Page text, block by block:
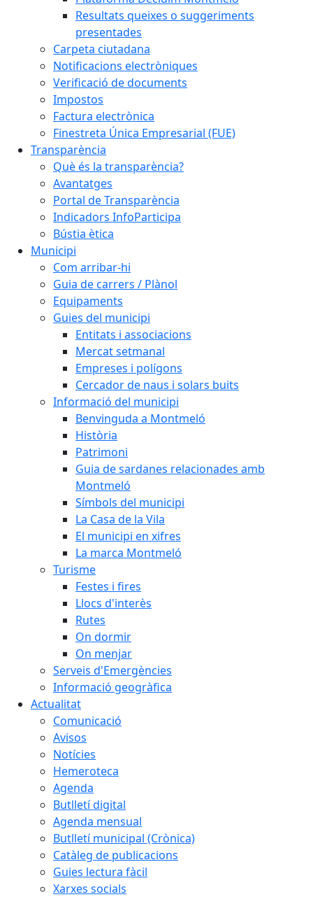
Resultats queixes o suggeriments
presentades
Carpeta ciutadana
Notificacions electròniques
Verificació de documents
Impostos
Factura electrònica
Finestreta Única Empresarial (FUE)
Transparència
Què és la transparència?
Avantatges
Portal de Transparència
Indicadors InfoParticipa
Bústia ètica
Municipi
Com arribar-hi
Guia de carrers / Plànol
Equipaments
Guies del municipi
Entitats i associacions
Mercat setmanal
Empreses i polígons
Cercador de naus i solars buits
Informació del municipi
Benvinguda a Montmeló
Història
Patrimoni
Guia de sardanes relacionades amb
Montmeló
Símbols del municipi
La Casa de la Vila
El municipi en xifres
La marca Montmeló
Turisme
Festes i fires
Llocs d'interès
Rutes
On dormir
On menjar
Serveis d'Emergències
Informació geogràfica
Actualitat
Comunicació
Avisos
Notícies
Hemeroteca
Agenda
Butlletí digital
Agenda mensual
Butlletí municipal (Crònica)
Catàleg de publicacions
Guies lectura fàcil
Xarxes socials